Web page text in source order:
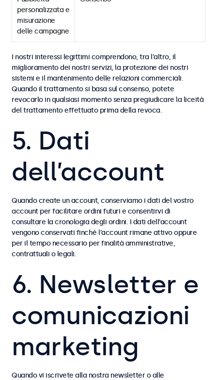
personalizzata e
misurazione
delle campagne
I nostri interessi legittimi comprendono, tra l’altro, il
miglioramento dei nostri servizi, la protezione dei nostri
sistemi e il mantenimento delle relazioni commerciali.
Quando il trattamento si basa sul consenso, potete
revocarlo in qualsiasi momento senza pregiudicare la liceità
del trattamento effettuato prima della revoca.
5. Dati
dell’account
Quando create un account, conserviamo i dati del vostro
account per facilitare ordini futuri e consentirvi di
consultare la cronologia degli ordini. I dati dell’account
vengono conservati finché l’account rimane attivo oppure
per il tempo necessario per finalità amministrative,
contrattuali o legali.
6. Newsletter e
comunicazioni
marketing
Quando vi iscrivete alla nostra newsletter o alle